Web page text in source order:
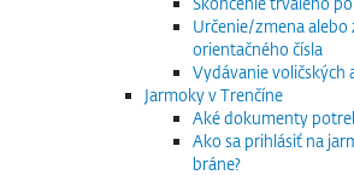
Určenie/zmena alebo
orientačného čísla
Vydávanie voličských
Jarmoky v Trenčíne
Aké dokumenty
Ako sa prihlásiť na
bráne?